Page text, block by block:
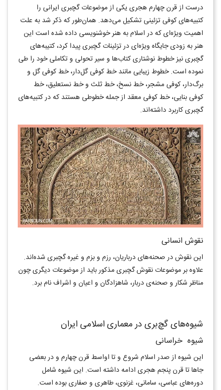
درست از قرن چهارم هجری یکی از موضوعات گچبری ایرانی را
کتبیه‌های کوفی تزئینی تشکیل می‌دهد. همان‌طور که ذکر شد به علت
اهمیت ویژه‌ای که در اسلام به هنر خوشنویسی داده شده است این
هنر به زودی جایگاه ویژ‌ه‌ای در تزئینات گچبری پیدا کرد، کتیبه‌های
گچبری نیز خطوط نوشتاری کتاب‌ها و سیر تحولی و تکاملی خود را طی
نموده است. خطوط زیبایی مانند خط کوفی گل‌دار، خط کوفی گل و
برگ‌دار، کوفی مشجر، خط نسخ، خط ثلث و خط نستعلیق، خط
کوفی بنایی، خط کوفی معقد از جمله خطوطی هستند که در کتبیه‌های
گچبری کاربرد داشته‌اند.
نقوش انسانی
این نقوش در صحنه‌های درباریان، رزم و بزم و غیره گچبری شده‌اند.
علاوه بر موضوعات نقوش گچبری مذکور باید از موضوعات دیگری چون
مناظر شکار و صحنه‌ی دربار، شاهزادگان و اعیان و اشراف نام برد.
شیوه‌های گچ‌بری در معماری اسلامی ایران
شیوه خراسانی
این شیوه از صدر اسلام شروع و تا اواسط قرن چهارم و در بعضی
جاها تا قرن پنجم هجری ادامه داشته است. این شیوه شامل
دوره‌های عباسی، سامانی، غزنوی، طاهری و صفاری بوده است.